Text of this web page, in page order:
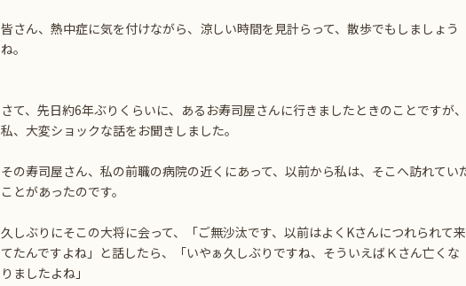
皆さん、熱中症に気を付けながら、涼しい時間を見計らって、散歩でもしましょう
ね。
さて、先日約6年ぶりくらいに、あるお寿司屋さんに行きましたときのことですが、
私、大変ショックな話をお聞きしました。
その寿司屋さん、私の前職の病院の近くにあって、以前から私は、そこへ訪れてい
ことがあったのです。
久しぶりにそこの大将に会って、「ご無沙汰です、以前はよくKさんにつれられて来
てたんですよね」と話したら、「いやぁ久しぶりですね、そういえばＫさん亡くな
りましたよね」